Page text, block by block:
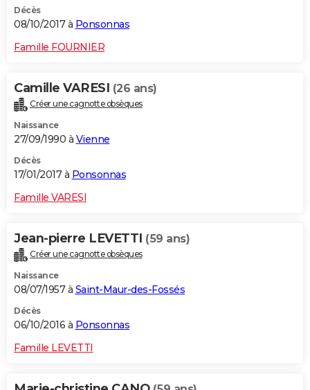
Décès
08/10/2017 à Ponsonnas
Famille FOURNIER
Camille VARESI (26 ans)
Créer une cagnotte obsèques
Naissance
27/09/1990 à Vienne
Décès
17/01/2017 à Ponsonnas
Famille VARESI
Jean-pierre LEVETTI (59 ans)
Créer une cagnotte obsèques
Naissance
08/07/1957 à Saint-Maur-des-Fossés
Décès
06/10/2016 à Ponsonnas
Famille LEVETTI